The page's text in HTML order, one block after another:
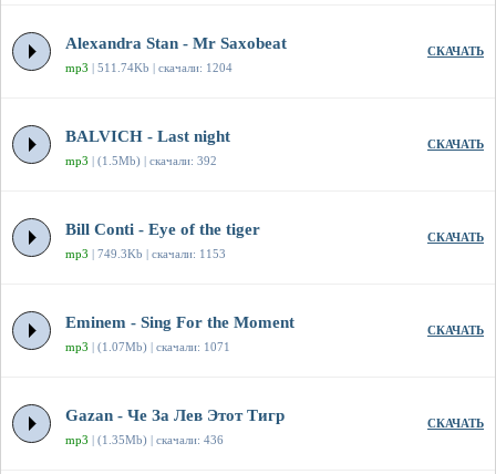
Alexandra Stan - Mr Saxobeat
mp3 | 511.74Kb | скачали: 1204
СКАЧАТЬ
BALVICH - Last night
mp3 | (1.5Mb) | скачали: 392
СКАЧАТЬ
Bill Conti - Eye of the tiger
mp3 | 749.3Kb | скачали: 1153
СКАЧАТЬ
Eminem - Sing For the Moment
mp3 | (1.07Mb) | скачали: 1071
СКАЧАТЬ
Gazan - Че За Лев Этот Тигр
mp3 | (1.35Mb) | скачали: 436
СКАЧАТЬ